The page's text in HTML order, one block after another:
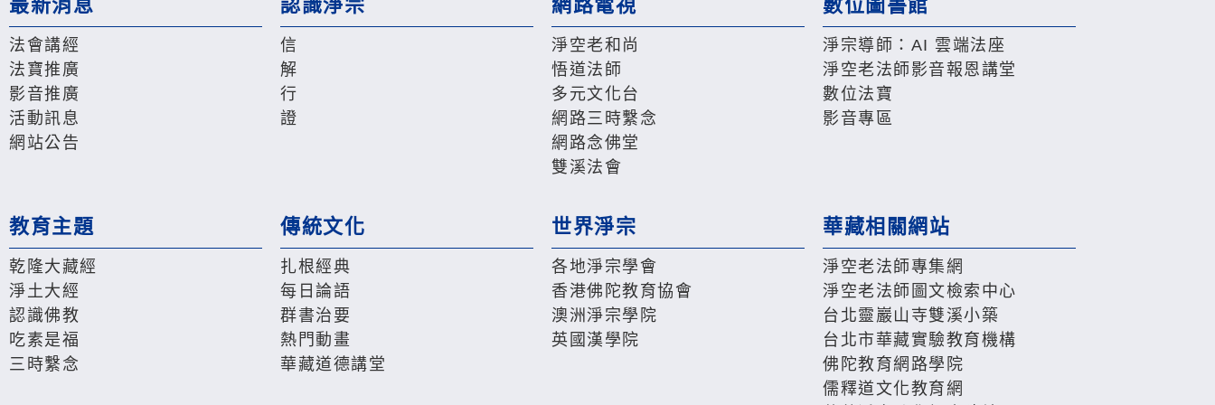
最新消息
法會講經
法寶推廣
影音推廣
活動訊息
網站公告
認識淨宗
信
解
行
證
網路電視
淨空老和尚
悟道法師
多元文化台
網路三時繫念
網路念佛堂
雙溪法會
數位圖書館
淨宗導師：AI 雲端法座
淨空老法師影音報恩講堂
數位法寶
影音專區
教育主題
乾隆大藏經
淨土大經
認識佛教
吃素是福
三時繫念
傳統文化
扎根經典
每日論語
群書治要
熱門動畫
華藏道德講堂
世界淨宗
各地淨宗學會
香港佛陀教育協會
澳洲淨宗學院
英國漢學院
華藏相關網站
淨空老法師專集網
淨空老法師圖文檢索中心
台北靈巖山寺雙溪小築
台北市華藏實驗教育機構
佛陀教育網路學院
儒釋道文化教育網